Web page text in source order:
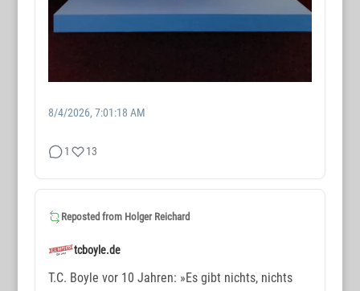
8/4/2026, 7:01:18 AM
1 13
Reposted from Holger Reichard
tcboyle.de
T.C. Boyle vor 10 Jahren: »Es gibt nichts, nichts